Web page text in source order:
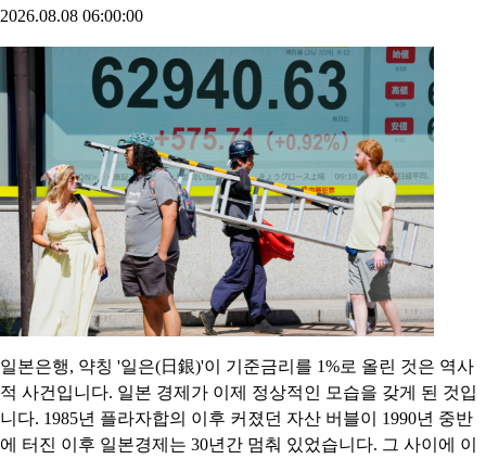
2026.08.08 06:00:00
일본은행, 약칭 '일은(日銀)'이 기준금리를 1%로 올린 것은 역사
적 사건입니다. 일본 경제가 이제 정상적인 모습을 갖게 된 것입
니다. 1985년 플라자합의 이후 커졌던 자산 버블이 1990년 중반
에 터진 이후 일본경제는 30년간 멈춰 있었습니다. 그 사이에 이